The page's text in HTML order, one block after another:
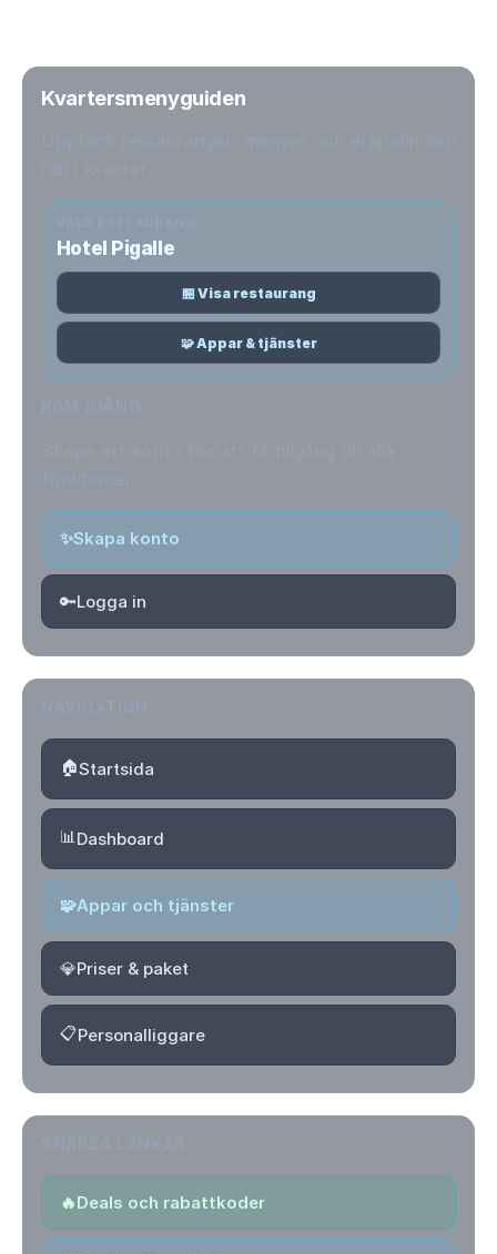
Kvartersmenyguiden
Hotel Pigalle
🏪 Visa restaurang
🧩 Appar & tjänster
✨Skapa konto
🔑Logga in
🏠Startsida
📊Dashboard
🧩Appar och tjänster
💎Priser & paket
📋Personalliggare
🔥Deals och rabattkoder